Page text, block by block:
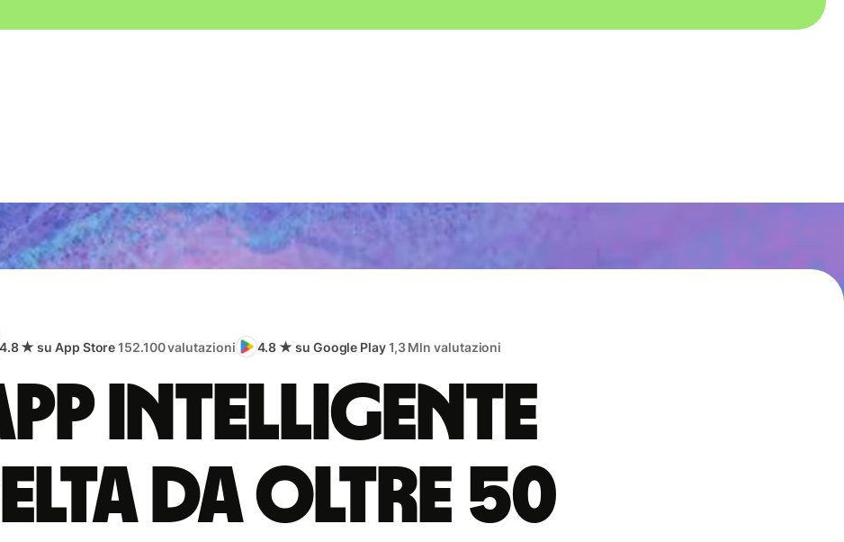
★ su App Store152.100 valutazioni 4.8 ★ su Google Play1,3 Mln valutazioni
intelligente
da oltre 50